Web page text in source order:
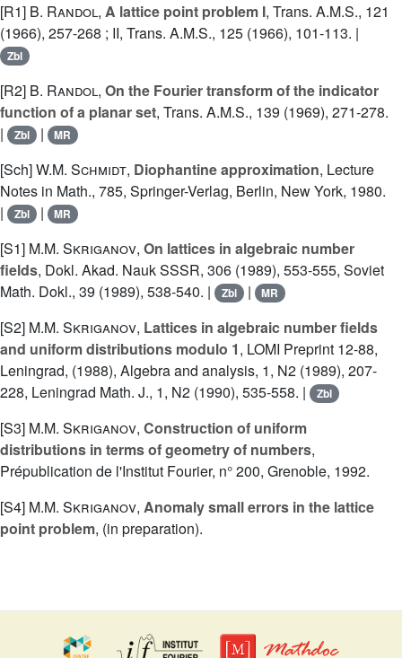
[R1] B. Randol, A lattice point problem I, Trans. A.M.S., 121
(1966), 257-268 ; II, Trans. A.M.S., 125 (1966), 101-113. |
Zbl
[R2] B. Randol, On the Fourier transform of the indicator
function of a planar set, Trans. A.M.S., 139 (1969), 271-278.
|
Zbl | MR
[Sch]W.M. Schmidt, Diophantine approximation, Lecture
Notes in Math., 785, Springer-Verlag, Berlin, New York, 1980.
|
Zbl | MR
[S1] M.M. Skriganov, On lattices in algebraic number
fields, Dokl. Akad. Nauk SSSR, 306 (1989), 553-555, Soviet
Math. Dokl., 39 (1989), 538-540. |
Zbl | MR
[S2] M.M. Skriganov, Lattices in algebraic number fields
and uniform distributions modulo 1, LOMI Preprint 12-88,
Leningrad, (1988), Algebra and analysis, 1, N2 (1989), 207-
228, Leningrad Math. J., 1, N2 (1990), 535-558. |
Zbl
[S3] M.M. Skriganov, Construction of uniform
distributions in terms of geometry of numbers,
Prépublication de l'Institut Fourier, n° 200, Grenoble, 1992.
[S4] M.M. Skriganov, Anomaly small errors in the lattice
point problem, (in preparation).